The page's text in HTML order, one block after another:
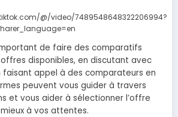
@/video/7489548648322206994?
de faire des comparatifs
disponibles, en discutant avec
faisant appel à des comparateurs en
peuvent vous guider à travers
et vous aider à sélectionner l’offre
à vos attentes.